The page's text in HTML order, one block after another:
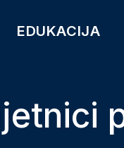
EDUKACIJA